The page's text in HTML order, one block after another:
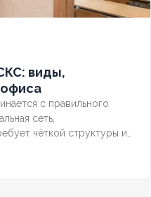
виды,
с правильного
сеть,
чёткой структуры и